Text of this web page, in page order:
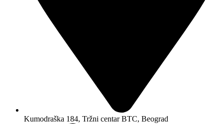
Kumodraška 184, Tržni centar BTC, Beograd